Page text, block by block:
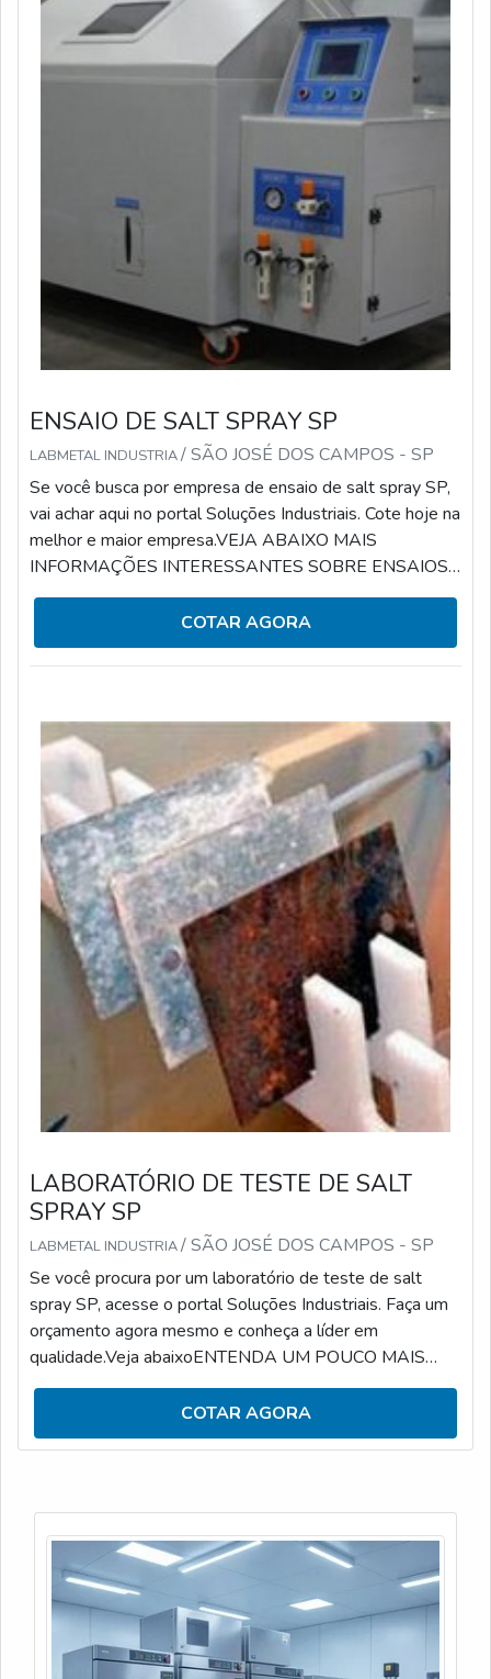
ENSAIO DE SALT SPRAY SP
LABMETAL INDUSTRIA/ SÃO JOSÉ DOS CAMPOS - SP
Se você busca por empresa de ensaio de salt spray SP,
vai achar aqui no portal Soluções Industriais. Cote hoje na
melhor e maior empresa.VEJA ABAIXO MAIS
INFORMAÇÕES INTERESSANTES SOBRE ENSAIOS
DE CORROSÃO SALT-SPRAYQuando o assunto é
ensaios de salt spray, podemos dizer que serve para
simular a corrosão acelerada de determinado material.
Para tanto, é feita a identificação e o controle do
serviço pode ser reconhecido por seus diferenciais que
con
COTAR AGORA
LABORATÓRIO DE TESTE DE SALT
SPRAY SP
LABMETAL INDUSTRIA/ SÃO JOSÉ DOS CAMPOS - SP
Se você procura por um laboratório de teste de salt
spray SP, acesse o portal Soluções Industriais. Faça um
orçamento agora mesmo e conheça a líder em
qualidade.Veja abaixoENTENDA UM POUCO MAIS
SOBRE TESTE DE SALT SPRAYO teste de salt spray
serve para simular a corrosão acelerada em
determinados tipos de materiais. Colocando de forma
ensaios de corrosão tem como ponto de destaque na
sua empregabilid
COTAR AGORA